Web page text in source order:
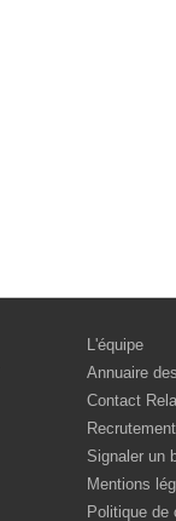
L'équipe
Annuaire
Contact
Recrutement
Signaler un
Mentions
Politique de